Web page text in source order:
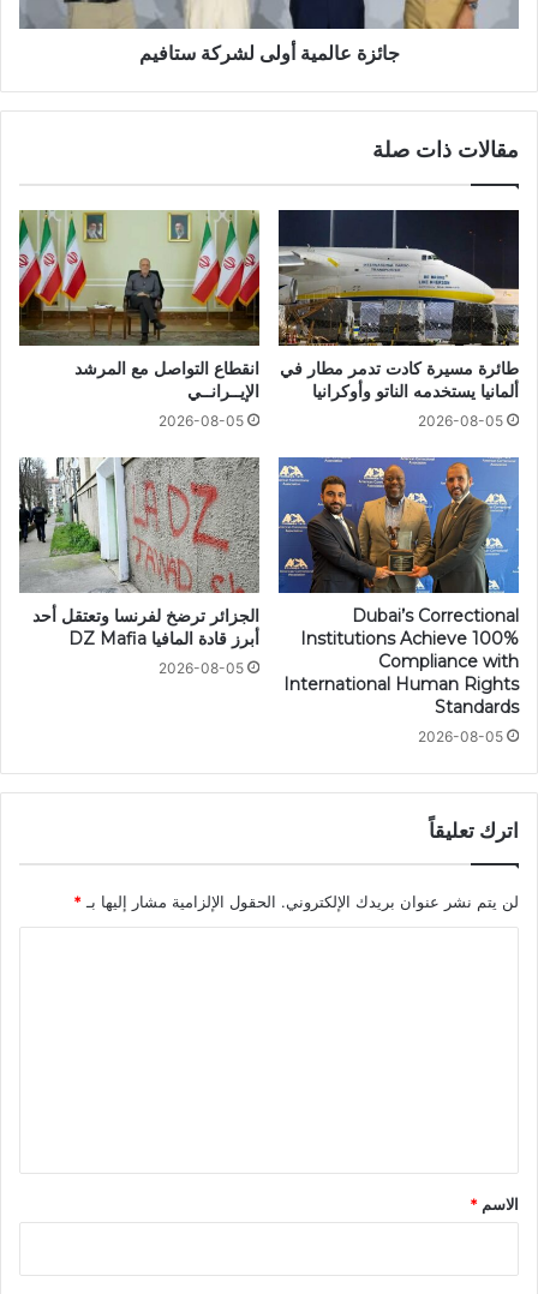
جائزة عالمية أولى لشركة ستافيم
مقالات ذات صلة
طائرة مسيرة كادت تدمر مطار في
ألمانيا يستخدمه الناتو وأوكرانيا
2026-08-05
انقطاع التواصل مع المرشد
الإيــرانــي
2026-08-05
Dubai’s Correctional
Institutions Achieve 100%
Compliance with
International Human Rights
Standards
2026-08-05
الجزائر ترضخ لفرنسا وتعتقل أحد
أبرز قادة المافيا DZ Mafia
2026-08-05
اترك تعليقاً
لن يتم نشر عنوان بريدك الإلكتروني. الحقول الإلزامية مشار إليها بـ *
*
الاسم *